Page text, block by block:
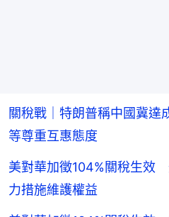
關稅戰｜特朗普稱中國冀
等尊重互惠態度
美對華加徵104%關稅生效
力措施維護權益